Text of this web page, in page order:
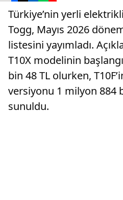
Türkiye’nin yerli
Togg, Mayıs 2026
listesini yayımladı.
T10X modelinin
bin 48 TL olurken,
versiyonu 1 milyon 884
sunuldu.